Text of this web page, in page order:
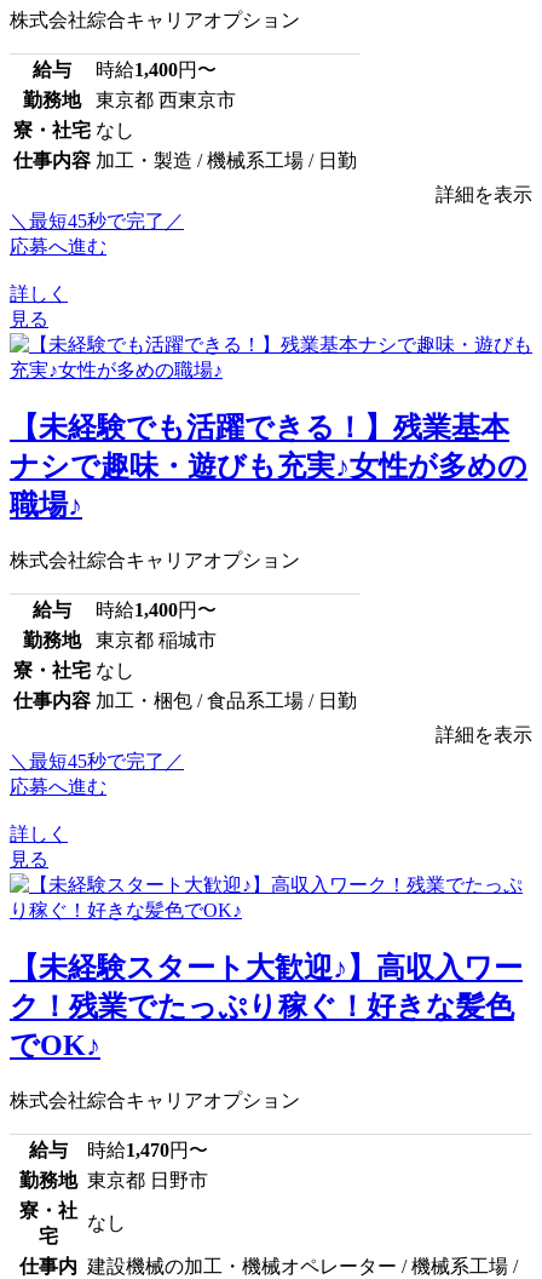
株式会社綜合キャリアオプション
給与 時給1,400円〜
勤務地
東京都 西東京市
寮・社宅 なし
仕事内容 加工・製造 / 機械系工場 / 日勤
詳細を表示
＼最短45秒で完了／
応募へ進む
詳しく
見る
【未経験でも活躍できる！】残業基本
ナシで趣味・遊びも充実♪女性が多めの
職場♪
株式会社綜合キャリアオプション
給与 時給1,400円〜
勤務地
東京都 稲城市
寮・社宅 なし
仕事内容 加工・梱包 / 食品系工場 / 日勤
詳細を表示
＼最短45秒で完了／
応募へ進む
詳しく
見る
【未経験スタート大歓迎♪】高収入ワー
ク！残業でたっぷり稼ぐ！好きな髪色
でOK♪
株式会社綜合キャリアオプション
給与 時給1,470円〜
勤務地 東京都 日野市
寮・社
宅
なし
仕事内 建設機械の加工・機械オペレーター / 機械系工場 /